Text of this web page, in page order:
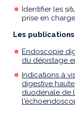
Identifier les
prise en
Les publications
Endoscopie
du dépistage
Indications à
digestive
duodénale de